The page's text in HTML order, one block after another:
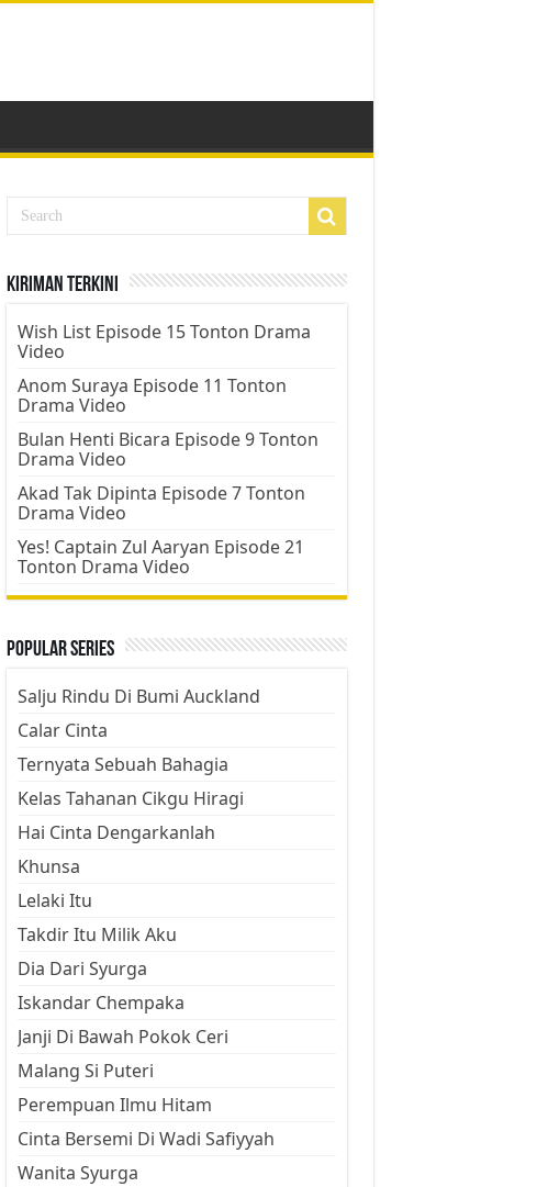
Kiriman Terkini
Wish List Episode 15 Tonton Drama
Video
Anom Suraya Episode 11 Tonton
Drama Video
Bulan Henti Bicara Episode 9 Tonton
Drama Video
Akad Tak Dipinta Episode 7 Tonton
Drama Video
Yes! Captain Zul Aaryan Episode 21
Tonton Drama Video
Popular Series
Salju Rindu Di Bumi Auckland
Calar Cinta
Ternyata Sebuah Bahagia
Kelas Tahanan Cikgu Hiragi
Hai Cinta Dengarkanlah
Khunsa
Lelaki Itu
Takdir Itu Milik Aku
Dia Dari Syurga
Iskandar Chempaka
Janji Di Bawah Pokok Ceri
Malang Si Puteri
Perempuan Ilmu Hitam
Cinta Bersemi Di Wadi Safiyyah
Wanita Syurga